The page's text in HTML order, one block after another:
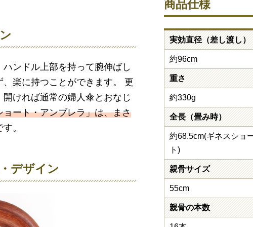
ンドル上部を持って腕伸ばし
楽に持つことができます。 更
ければ通常の婦人傘とおなじ
ョート・アンブレラ」は、まさ
。
デザイン
商品仕様
実効直径（差し渡し）
約96cm
重さ
約330g
全長（畳み時）
約68.5cm(ギネスショ
ト)
親骨サイズ
55cm
親骨の本数